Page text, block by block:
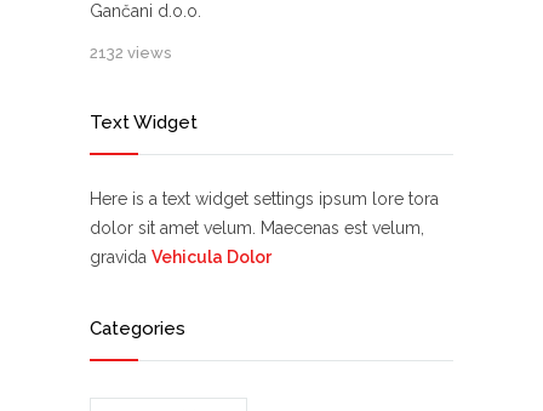
Gančani d.o.o.
2132 views
Text Widget
Here is a text widget settings ipsum lore tora
dolor sit amet velum. Maecenas est velum,
gravida Vehicula Dolor
Categories